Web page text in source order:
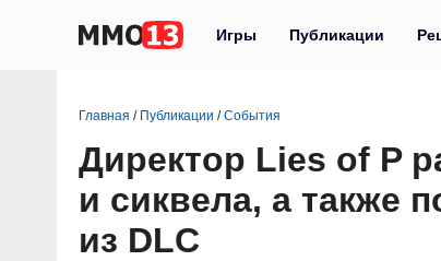
Игры Публикации
Главная / Публикации /События
Директор Lies of P
и сиквела, а также
из DLC